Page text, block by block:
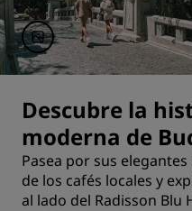
Descubre la
moderna de
Pasea por sus
de los cafés locales y
al lado del Radisson Blu